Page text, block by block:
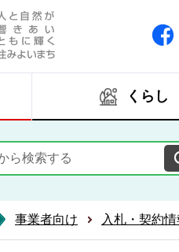
くらし
事業者向け 入札・契約